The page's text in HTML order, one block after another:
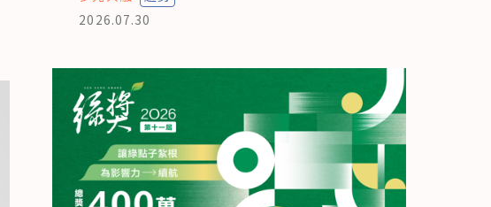
2026.07.30